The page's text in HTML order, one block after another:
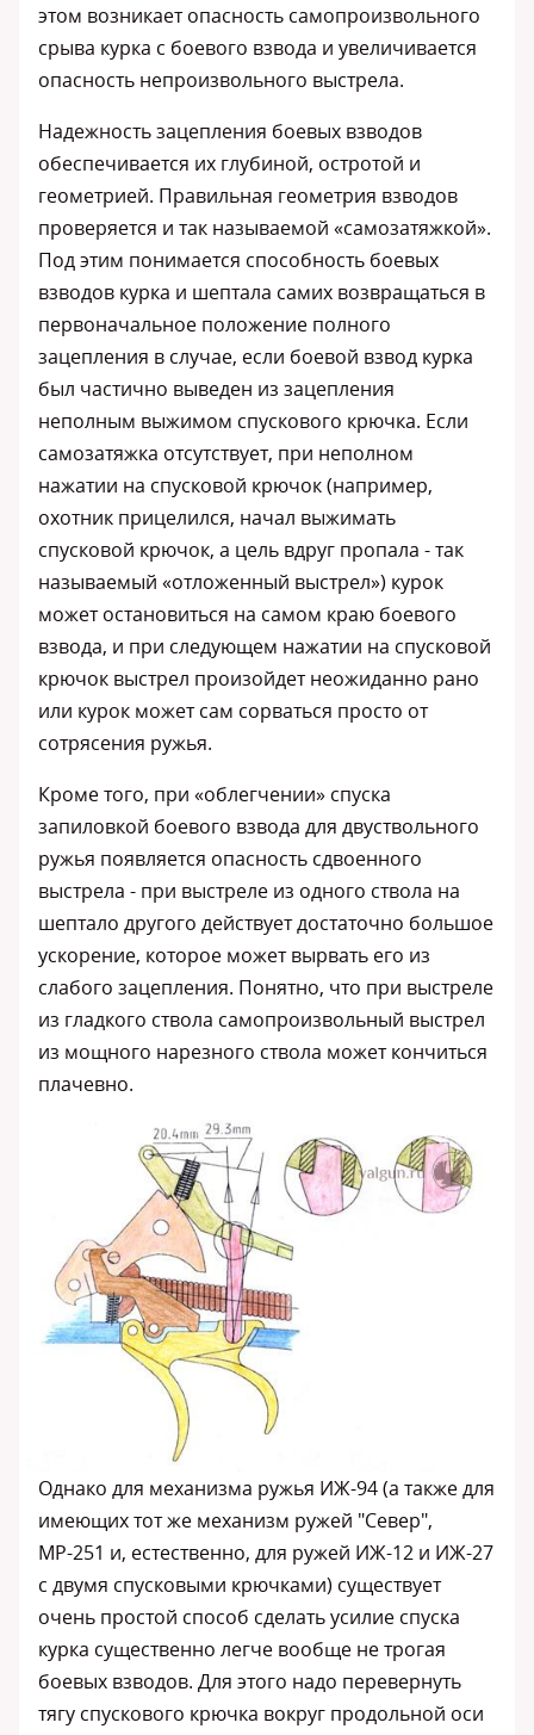
этом возникает опасность самопроизвольного
срыва курка с боевого взвода и увеличивается
опасность непроизвольного выстрела.
Надежность зацепления боевых взводов
обеспечивается их глубиной, остротой и
геометрией. Правильная геометрия взводов
проверяется и так называемой «самозатяжкой».
Под этим понимается способность боевых
взводов курка и шептала самих возвращаться в
первоначальное положение полного
зацепления в случае, если боевой взвод курка
был частично выведен из зацепления
неполным выжимом спускового крючка. Если
самозатяжка отсутствует, при неполном
нажатии на спусковой крючок (например,
охотник прицелился, начал выжимать
спусковой крючок, а цель вдруг пропала - так
называемый «отложенный выстрел») курок
может остановиться на самом краю боевого
взвода, и при следующем нажатии на спусковой
крючок выстрел произойдет неожиданно рано
или курок может сам сорваться просто от
сотрясения ружья.
Кроме того, при «облегчении» спуска
запиловкой боевого взвода для двуствольного
ружья появляется опасность сдвоенного
выстрела - при выстреле из одного ствола на
шептало другого действует достаточно большое
ускорение, которое может вырвать его из
слабого зацепления. Понятно, что при выстреле
из гладкого ствола самопроизвольный выстрел
из мощного нарезного ствола может кончиться
плачевно.
Однако для механизма ружья ИЖ-94 (а также для
имеющих тот же механизм ружей "Север",
МР-251 и, естественно, для ружей ИЖ-12 и ИЖ-27
с двумя спусковыми крючками) существует
очень простой способ сделать усилие спуска
курка существенно легче вообще не трогая
боевых взводов. Для этого надо перевернуть
тягу спускового крючка вокруг продольной оси